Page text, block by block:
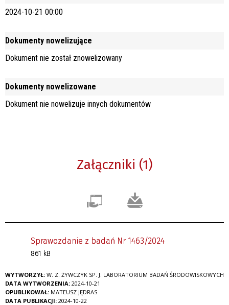
2024-10-21 00:00
Dokumenty nowelizujące
Dokument nie został znowelizowany
Dokumenty nowelizowane
Dokument nie nowelizuje innych dokumentów
Załączniki (1)
Sprawozdanie z badań Nr 1463/2024
861 kB
WYTWORZYŁ: W. Z. ŻYWCZYK SP. J. LABORATORIUM BADAŃ ŚRODOWISKOWYCH
DATA WYTWORZENIA: 2024-10-21
OPUBLIKOWAŁ: MATEUSZ JĘDRAS
DATA PUBLIKACJI: 2024-10-22